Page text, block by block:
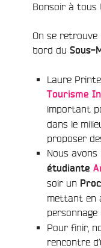
Bonsoir à tous !
On se retrouve
bord du Sous-
Laure
Tourisme
important
dans le
proposer
Nous avons
étudiante
soir un
mettant en
Pour finir,
rencontre